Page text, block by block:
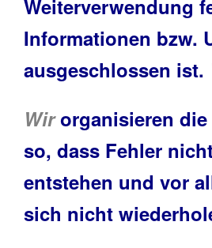
Weiterverwendung
Informationen bzw.
ausgeschlossen ist.
Wir organisieren
so, dass Fehler
entstehen und vor
sich nicht